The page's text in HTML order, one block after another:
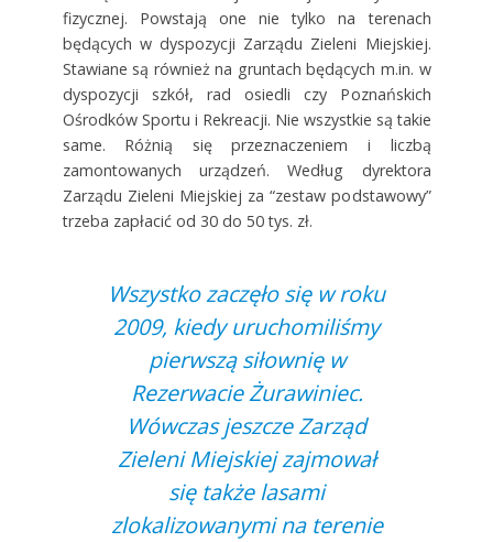
fizycznej. Powstają one nie tylko na terenach
będących w dyspozycji Zarządu Zieleni Miejskiej.
Stawiane są również na gruntach będących m.in. w
dyspozycji szkół, rad osiedli czy Poznańskich
Ośrodków Sportu i Rekreacji. Nie wszystkie są takie
same. Różnią się przeznaczeniem i liczbą
zamontowanych urządzeń. Według dyrektora
Zarządu Zieleni Miejskiej za “zestaw podstawowy”
trzeba zapłacić od 30 do 50 tys. zł.
Wszystko zaczęło się w roku
2009, kiedy uruchomiliśmy
pierwszą siłownię w
Rezerwacie Żurawiniec.
Wówczas jeszcze Zarząd
Zieleni Miejskiej zajmował
się także lasami
zlokalizowanymi na terenie